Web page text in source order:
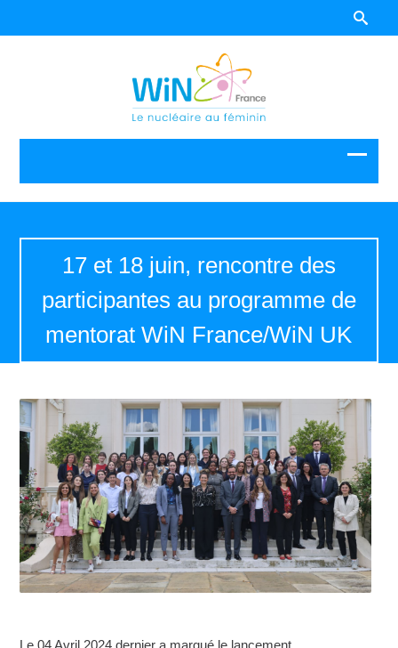
17 et 18 juin, rencontre des
participantes au programme de
mentorat WiN France/WiN UK
Le 04 Avril 2024 dernier a marqué le lancement